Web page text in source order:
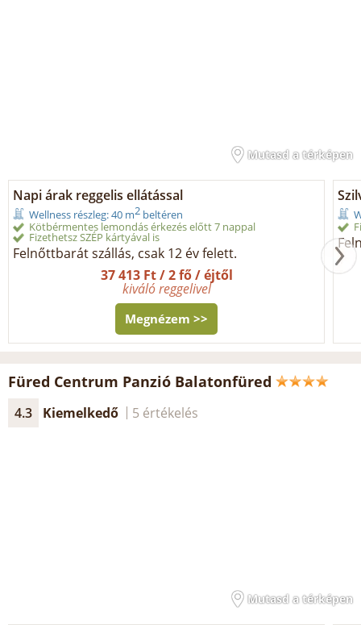
Mutasd a térképen
Napi árak reggelis ellátással
Wellness részleg: 40 m2 beltéren
Kötbérmentes lemondás érkezés előtt 7 nappal
Fizethetsz SZÉP kártyával is
Felnőttbarát szállás, csak 12 év felett.
37 413 Ft / 2 fő / éjtől
kiváló reggelivel
Megnézem >>
Füred Centrum Panzió Balatonfüred
4.3 Kiemelkedő 5 értékelés
Mutasd a térképen